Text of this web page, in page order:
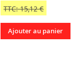
TTC: 15,12 €
Ajouter au panier